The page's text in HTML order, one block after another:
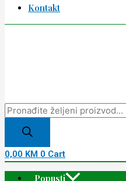
Kontakt
0,00 KM 0 Cart
Popusti